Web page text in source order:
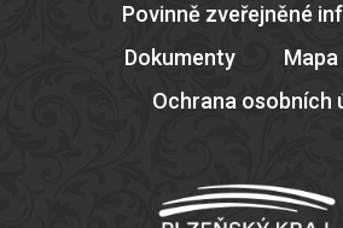
Povinně zveřejněné
Dokumenty
Ochrana osobních